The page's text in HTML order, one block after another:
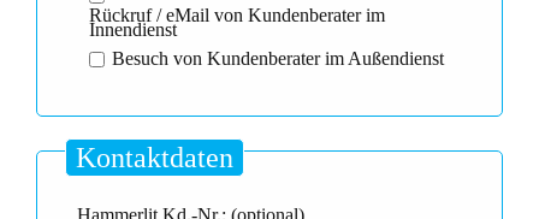
Rückruf / eMail von Kundenberater im
Innendienst
Besuch von Kundenberater im Außendienst
Kontaktdaten
Hammerlit Kd.-Nr.: (optional)